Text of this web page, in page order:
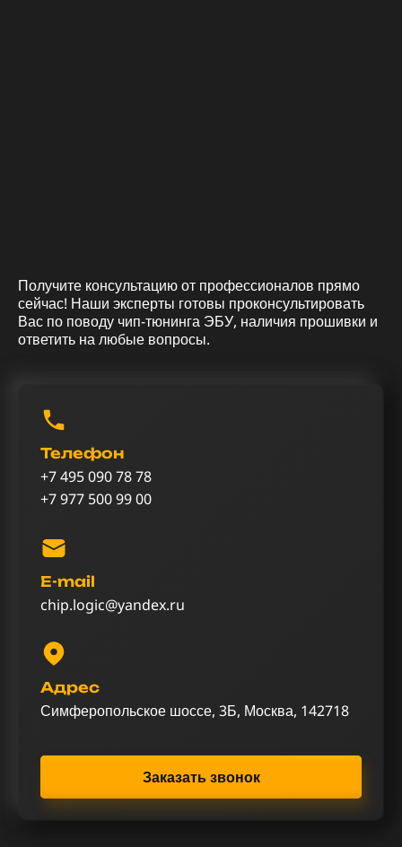
Получите консультацию от профессионалов прямо
сейчас! Наши эксперты готовы проконсультировать
Вас по поводу чип-тюнинга ЭБУ, наличия прошивки и
ответить на любые вопросы.
Телефон
+7 495 090 78 78
+7 977 500 99 00
E-mail
chip.logic@yandex.ru
Адрес
Симферопольское шоссе, 3Б, Москва, 142718
Заказать звонок